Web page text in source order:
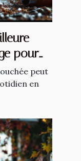
pour
peut
en